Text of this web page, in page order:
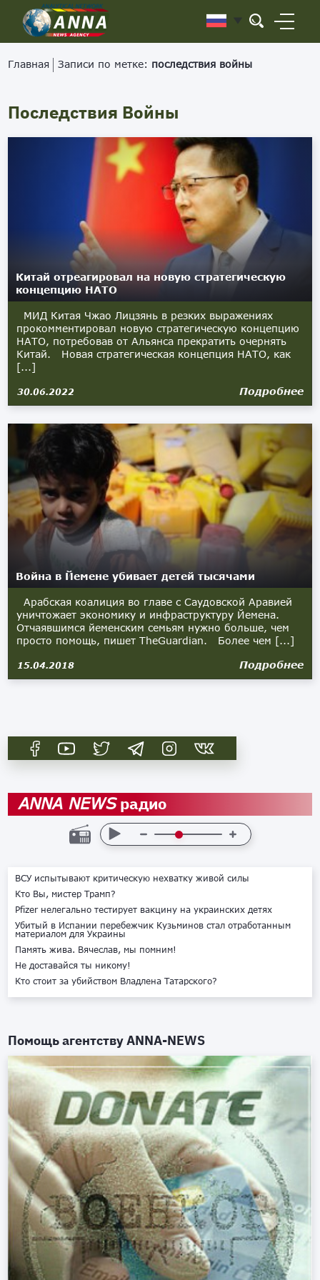
Главная Записи по метке: последствия войны
Последствия Войны
Китай отреагировал на новую стратегическую
концепцию НАТО
МИД Китая Чжао Лицзянь в резких выражениях
прокомментировал новую стратегическую концепцию
НАТО, потребовав от Альянса прекратить очернять
Китай. Новая стратегическая концепция НАТО, как
[...]
30.06.2022 Подробнее
Война в Йемене убивает детей тысячами
Арабская коалиция во главе с Саудовской Аравией
уничтожает экономику и инфраструктуру Йемена.
Отчаявшимcя йеменским семьям нужно больше, чем
просто помощь, пишет TheGuardian. Более чем [...]
15.04.2018 Подробнее
ANNA NEWSрадио
ВСУ испытывают критическую нехватку живой силы
Кто Вы, мистер Трамп?
Pfizer нелегально тестирует вакцину на украинских детях
Убитый в Испании перебежчик Кузьминов стал отработанным
материалом для Украины
Память жива. Вячеслав, мы помним!
Не доставайся ты никому!
Кто стоит за убийством Владлена Татарского?
Помощь агентствуANNA-NEWS